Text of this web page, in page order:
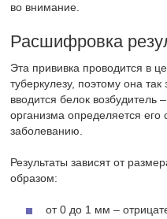
во внимание.
Расшифровка
Эта прививка проводится в
туберкулезу, поэтому она
вводится белок возбудитель
организма определяется его
заболеванию.
Результаты зависят от
образом:
от 0 до 1 мм –